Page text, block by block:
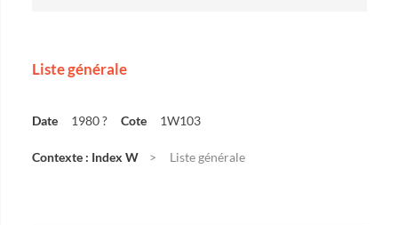
Liste générale
Date 1980 ? Cote 1W103
Contexte : Index W Liste générale